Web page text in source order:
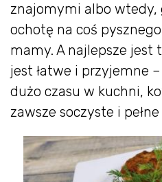
znajomymi albo wtedy,
ochotę na coś
mamy. A najlepsze jest
jest łatwe i przyjemne
dużo czasu w kuchni,
zawsze soczyste i